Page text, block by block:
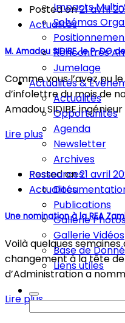
Impacts
Schémas
Rencontres
Jumelage
Actualités &
Actualités
Opportunités
Agenda
Newsletter
Archives
Ressources
Publications
Gallerie
Gallerie Vidéos
Base de
Liens utiles
Posted on21 avril
Actualités
M. Amadou SIDIBE, le P-DG de
Comme vous l’avez pu
d’infolettre du mois de
Amadou SIDIBE
Lire plus
Posted on21 avril
Actualités
Une nomination à la REA
Voilà quelques
changement à la tête de
d’Administration a
Lire plus